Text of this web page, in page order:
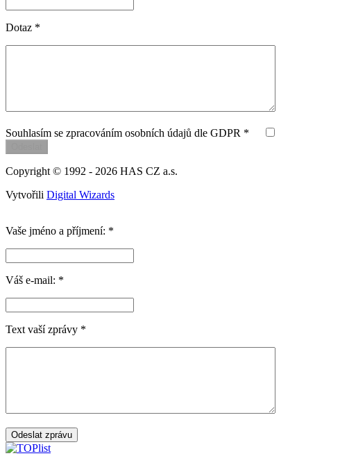
Dotaz *
Souhlasím se zpracováním osobních údajů dle GDPR *
Copyright © 1992 - 2026 HAS CZ a.s.
Vytvořili Digital Wizards
Vaše jméno a příjmení: *
Váš e-mail: *
Text vaší zprávy *